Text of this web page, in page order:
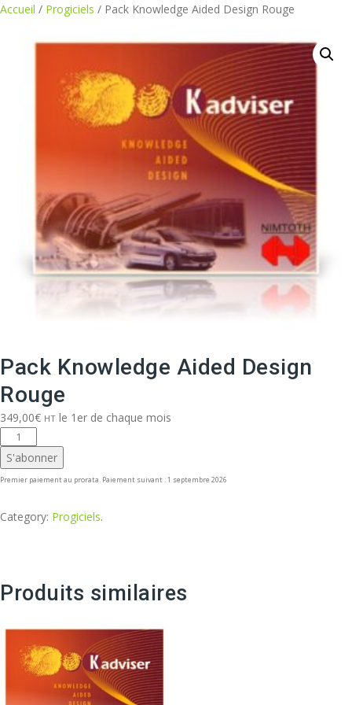
Aller
contenu
Accueil / Progiciels / Pack Knowledge Aided Design Rouge
Pack Knowledge Aided Design
Rouge
349,00€ HT le 1er de chaque mois
quantité
de
Pack
Design
S'abonner
Premier paiement au prorata. Paiement suivant : 1 septembre 2026
Category: Progiciels.
Produits similaires